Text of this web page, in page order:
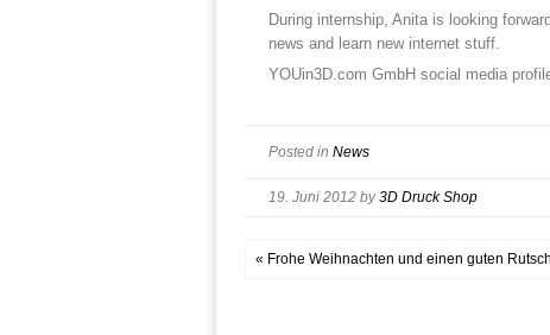
During internship, Anita is looking
news and learn new internet stuff.
YOUin3D.com GmbH social media
Posted in News
19. Juni 2012 by3D Druck Shop
« Frohe Weihnachten und einen guten